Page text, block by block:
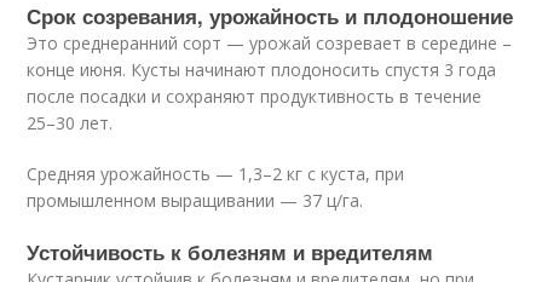
Срок созревания, урожайность и плодоношение
Это среднеранний сорт — урожай созревает в середине –
конце июня. Кусты начинают плодоносить спустя 3 года
после посадки и сохраняют продуктивность в течение
25–30 лет.
Средняя урожайность — 1,3–2 кг с куста, при
промышленном выращивании — 37 ц/га.
Устойчивость к болезням и вредителям